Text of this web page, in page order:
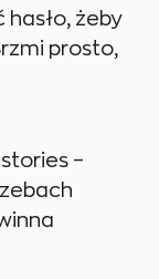
żeby
prosto,
–